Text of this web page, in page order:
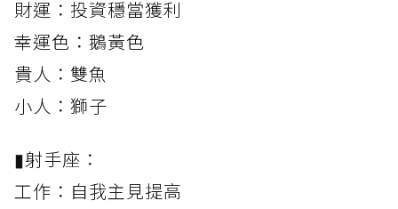
財運：投資穩當獲利
幸運色：鵝黃色
貴人：雙魚
小人：獅子
▮射手座：
工作：自我主見提高